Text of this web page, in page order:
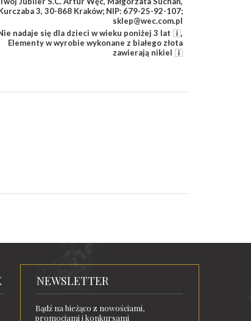
3, 30-868 Kraków; NIP: 679-25-92-107;
sklep@wec.com.pl
nadaje się dla dzieci w wieku poniżej 3 lat
,
Elementy w wyrobie wykonane z białego złota
zawierają nikiel
NEWSLETTER
Bądź na bieżąco z nowościami,
promocjami i konkursami